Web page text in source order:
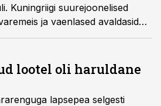
Kuningriigi suurejoonelised
ja vaenlased avaldasid
vaarao pidi vaenulikest
sest muidu olnuks Egiptus
lootel oli haruldane
lapsepea selgesti